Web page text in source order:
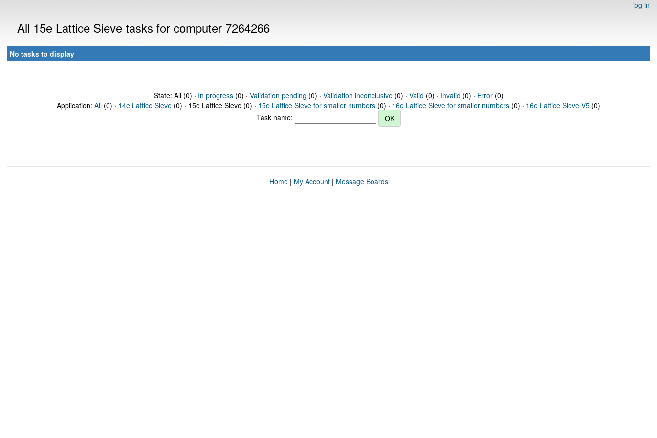
log in
All 15e Lattice Sieve tasks for computer 7264266
No tasks to display
State: All (0) · In progress(0) · Validation pending (0) · Validation inconclusive(0) · Valid (0) · Invalid (0) · Error(0)
Application: All (0) · 14e Lattice Sieve (0) · 15e Lattice Sieve (0) · 15e Lattice Sieve for smaller numbers (0) · 16e Lattice Sieve for smaller numbers (0) · 16e Lattice Sieve V5 (0)
Task name:
Home| My Account| Message Boards